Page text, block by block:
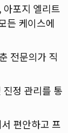
포지 엘리트
든 케이스에
전문의가 직
정 관리를 통
편안하고 프